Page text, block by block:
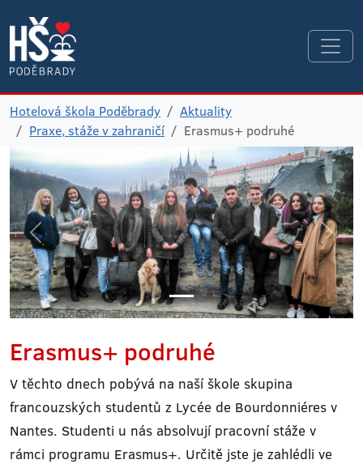
Hotelová škola Poděbrady
Aktuality
Praxe, stáže v zahraničí
Erasmus+ podruhé
Erasmus+ podruhé
V těchto dnech pobývá na naší škole skupina
francouzských studentů z Lycée de Bourdonniéres v
Nantes. Studenti u nás absolvují pracovní stáže v
rámci programu Erasmus+. Určitě jste je zahlédli ve